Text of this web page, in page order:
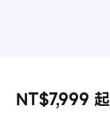
NT$7,999 起